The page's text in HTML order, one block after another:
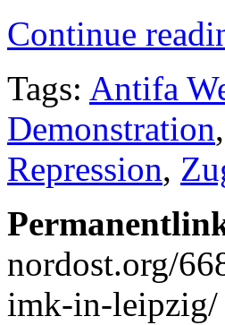
Continue
Tags: Antifa
Demonstration,
Repression,
nordost.org/
imk-in-leipzig/